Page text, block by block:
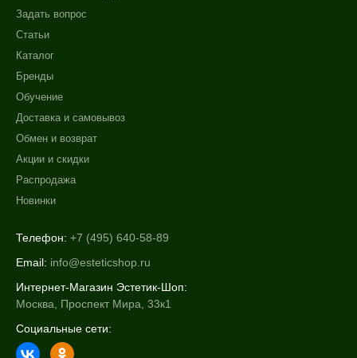
Задать вопрос
Статьи
Каталог
Бренды
Обучение
Доставка и самовывоз
Обмен и возврат
Акции и скидки
Распродажа
Новинки
Телефон: +7 (495) 640-58-89
Email: info@esteticshop.ru
Интернет-Магазин Эстетик-Шоп:
Москва, Проспект Мира, 33к1
Социальные сети: